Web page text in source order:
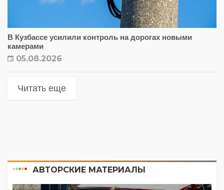
В Кузбассе усилили контроль на дорогах новыми
камерами
05.08.2026
Читать еще
АВТОРСКИЕ МАТЕРИАЛЫ